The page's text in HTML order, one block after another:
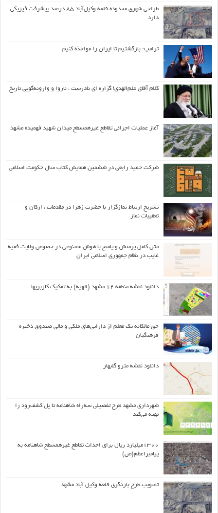
طراحی شهری محدوده قلعه وکیل‌آباد ۸۵ درصد پیشرفت فیزیکی
دارد
ترامپ: بازگشتیم تا ایران را مواخذه کنیم
کلام آقای علم‌الهدی! گزاره ای نادرست ، ناروا و وارونه‌گویی تاریخ
آغاز عملیات اجرائی تقاطع غیرهمسطح میدان شهید فهمیده مشهد
شرکت حمید رابعی در ششمین همایش کتاب سال حکومت اسلامی
تشریح ارتباط نمازگزار با حضرت زهرا در مقدمات ، ارکان و
تعقیبات نماز
متن کامل پرسش و پاسخ با هوش مصنوعی در خصوص ولایت فقیه
غایب در نظام جمهوری اسلامی ایران
دانلود نقشه منطقه ۱۲ مشهد (الهیه) به تفکیک کاربریها
حق مالکانه یک معلم از دارایی‌های ملکی و مالی صندوق ذخیره
فرهنگیان
دانلود نقشه مترو گلبهار
شهرداری مشهد طرح تفصیلی سه‌راه شاهنامه تا پل کشف‌رود را
تهیه می‌کند
۱۳۰۰میلیارد ریال برای احداث تقاطع غیرهمسطح شاهنامه به
پیامبراعظم(ص)
تصویب طرح بازنگری قلعه وکیل آباد مشهد